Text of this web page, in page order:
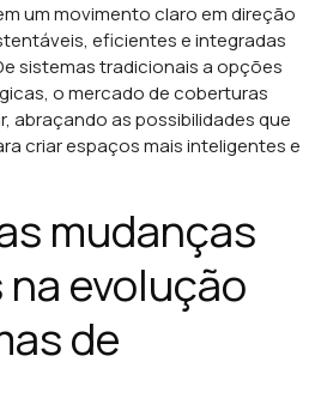
um movimento claro em direção
eficientes e integradas
sistemas tradicionais a opções
o mercado de coberturas
abraçando as possibilidades que
criar espaços mais inteligentes e
mudanças
evolução
de